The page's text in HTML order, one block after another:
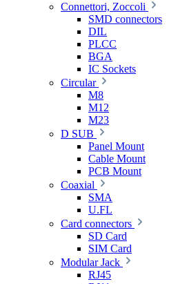
Connettori, Zoccoli
SMD connectors
DIL
PLCC
BGA
IC Sockets
Circular
M8
M12
M23
D SUB
Panel Mount
Cable Mount
PCB Mount
Coaxial
SMA
U.FL
Card connectors
SD Card
SIM Card
Modular Jack
RJ45